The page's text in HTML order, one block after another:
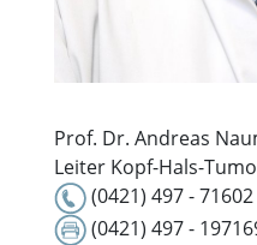
Prof. Dr. Andreas
Leiter Kopf-Hals-
(0421) 497 - 71602
(0421) 497 -